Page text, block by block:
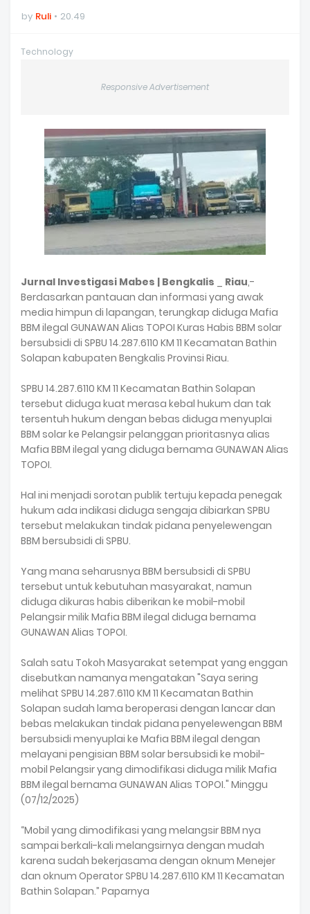
by Ruli 20.49
Technology
Responsive Advertisement
Jurnal Investigasi Mabes | Bengkalis Riau,-
Berdasarkan pantauan dan informasi yang awak
media himpun di lapangan, terungkap diduga Mafia
BBM ilegal GUNAWAN Alias TOPOI Kuras Habis BBM solar
bersubsidi di SPBU 14.287.6110 KM 11 Kecamatan Bathin
Solapan kabupaten Bengkalis Provinsi Riau.
SPBU 14.287.6110 KM 11 Kecamatan Bathin Solapan
tersebut diduga kuat merasa kebal hukum dan tak
tersentuh hukum dengan bebas diduga menyuplai
BBM solar ke Pelangsir pelanggan prioritasnya alias
Mafia BBM ilegal yang diduga bernama GUNAWAN Alias
TOPOI.
Hal ini menjadi sorotan publik tertuju kepada penegak
hukum ada indikasi diduga sengaja dibiarkan SPBU
tersebut melakukan tindak pidana penyelewengan
BBM bersubsidi di SPBU.
Yang mana seharusnya BBM bersubsidi di SPBU
tersebut untuk kebutuhan masyarakat, namun
diduga dikuras habis diberikan ke mobil-mobil
Pelangsir milik Mafia BBM ilegal diduga bernama
GUNAWAN Alias TOPOI.
Salah satu Tokoh Masyarakat setempat yang enggan
disebutkan namanya mengatakan "Saya sering
melihat SPBU 14.287.6110 KM 11 Kecamatan Bathin
Solapan sudah lama beroperasi dengan lancar dan
bebas melakukan tindak pidana penyelewengan BBM
bersubsidi menyuplai ke Mafia BBM ilegal dengan
melayani pengisian BBM solar bersubsidi ke mobil-
mobil Pelangsir yang dimodifikasi diduga milik Mafia
BBM ilegal bernama GUNAWAN Alias TOPOI." Minggu
(07/12/2025)
“Mobil yang dimodifikasi yang melangsir BBM nya
sampai berkali-kali melangsirnya dengan mudah
karena sudah bekerjasama dengan oknum Menejer
dan oknum Operator SPBU 14.287.6110 KM 11 Kecamatan
Bathin Solapan.” Paparnya